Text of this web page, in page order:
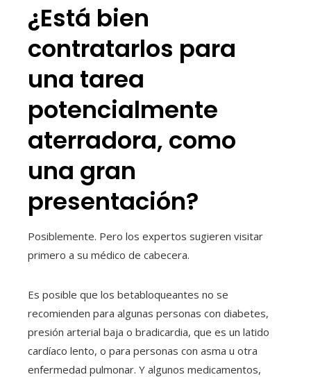
¿Está bien
contratarlos para
una tarea
potencialmente
aterradora, como
una gran
presentación?
Posiblemente. Pero los expertos sugieren visitar
primero a su médico de cabecera.
Es posible que los betabloqueantes no se
recomienden para algunas personas con diabetes,
presión arterial baja o bradicardia, que es un latido
cardíaco lento, o para personas con asma u otra
enfermedad pulmonar. Y algunos medicamentos,